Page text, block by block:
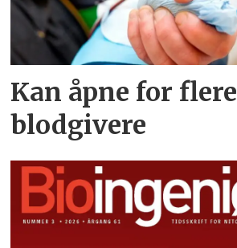
Kan åpne for flere
blodgivere